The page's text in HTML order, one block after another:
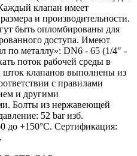
клапан имеет
и производительности.
быть опломбированы для
доступа. Имеют
по металлу»: DN6 - 65 (1/4" -
поток рабочей среды в
шток клапанов выполнены из
с правилами
и другими
Болты из нержавеющей
52 bar изб.
до +150°C. Сертификация: